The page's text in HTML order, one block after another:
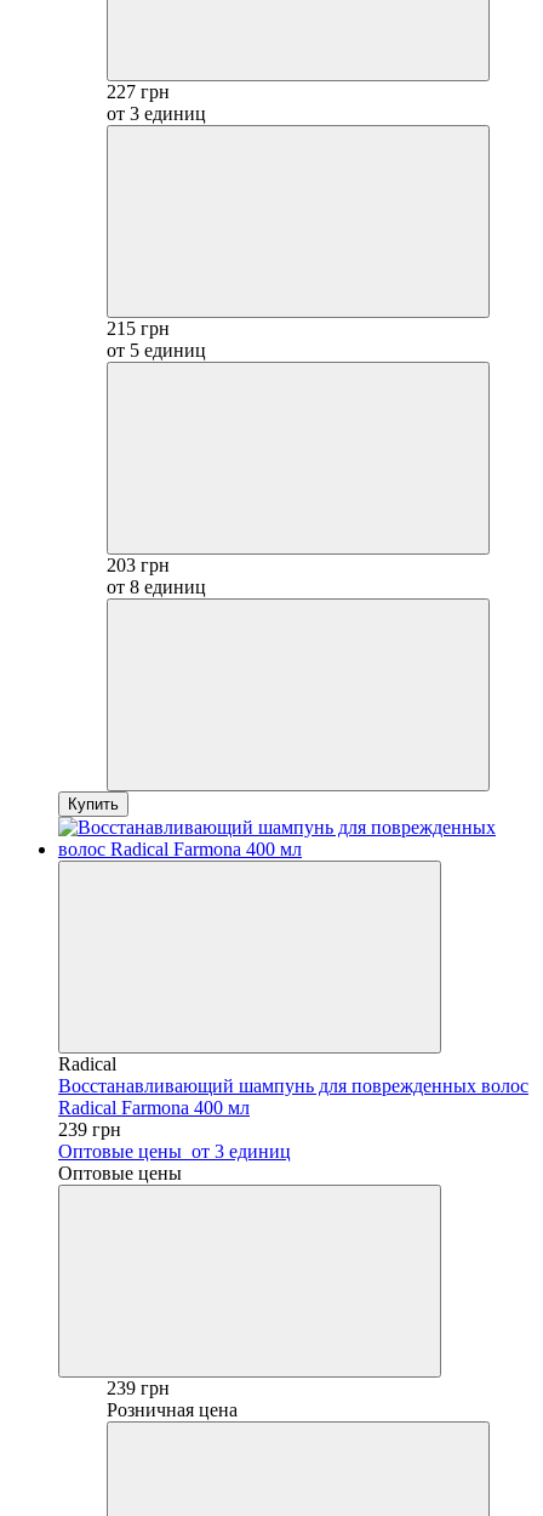
227 грн
от 3 единиц
215 грн
от 5 единиц
203 грн
от 8 единиц
Купить
Radical
Восстанавливающий шампунь для поврежденных волос
Radical Farmona 400 мл
239 грн
Оптовые цены от 3 единиц
Оптовые цены
239 грн
Розничная цена